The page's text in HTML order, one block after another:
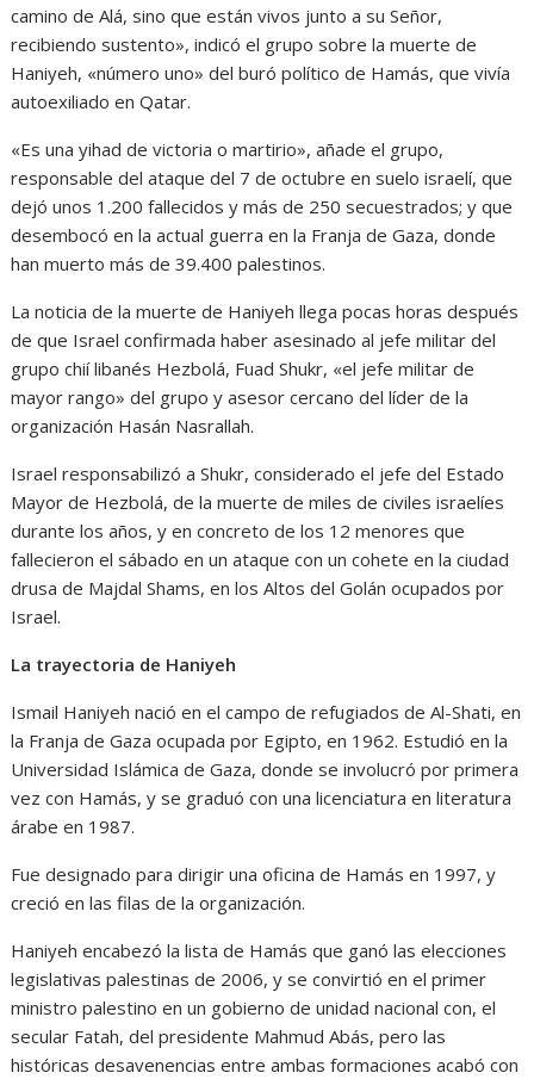
camino de Alá, sino que están vivos junto a su Señor,
recibiendo sustento», indicó el grupo sobre la muerte de
Haniyeh, «número uno» del buró político de Hamás, que vivía
autoexiliado en Qatar.
«Es una yihad de victoria o martirio», añade el grupo,
responsable del ataque del 7 de octubre en suelo israelí, que
dejó unos 1.200 fallecidos y más de 250 secuestrados; y que
desembocó en la actual guerra en la Franja de Gaza, donde
han muerto más de 39.400 palestinos.
La noticia de la muerte de Haniyeh llega pocas horas después
de que Israel confirmada haber asesinado al jefe militar del
grupo chií libanés Hezbolá, Fuad Shukr, «el jefe militar de
mayor rango» del grupo y asesor cercano del líder de la
organización Hasán Nasrallah.
Israel responsabilizó a Shukr, considerado el jefe del Estado
Mayor de Hezbolá, de la muerte de miles de civiles israelíes
durante los años, y en concreto de los 12 menores que
fallecieron el sábado en un ataque con un cohete en la ciudad
drusa de Majdal Shams, en los Altos del Golán ocupados por
Israel.
La trayectoria de Haniyeh
Ismail Haniyeh nació en el campo de refugiados de Al-Shati, en
la Franja de Gaza ocupada por Egipto, en 1962. Estudió en la
Universidad Islámica de Gaza, donde se involucró por primera
vez con Hamás, y se graduó con una licenciatura en literatura
árabe en 1987.
Fue designado para dirigir una oficina de Hamás en 1997, y
creció en las filas de la organización.
Haniyeh encabezó la lista de Hamás que ganó las elecciones
legislativas palestinas de 2006, y se convirtió en el primer
ministro palestino en un gobierno de unidad nacional con, el
secular Fatah, del presidente Mahmud Abás, pero las
históricas desavenencias entre ambas formaciones acabó con